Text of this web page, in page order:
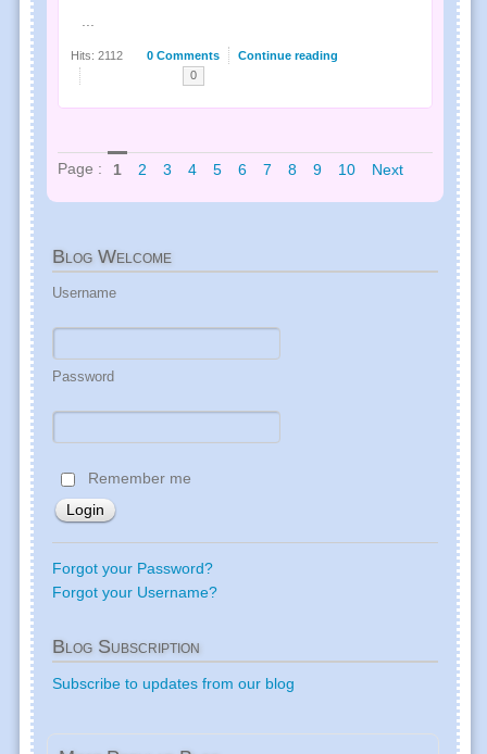
0 Comments Continue reading
Hits: 2112
0
Page : 1 2 3 4 5 6 7 8 9 10 Next
Blog Welcome
Username
Password
Remember me
Forgot your Password?
Forgot your Username?
Blog Subscription
Subscribe to updates from our blog